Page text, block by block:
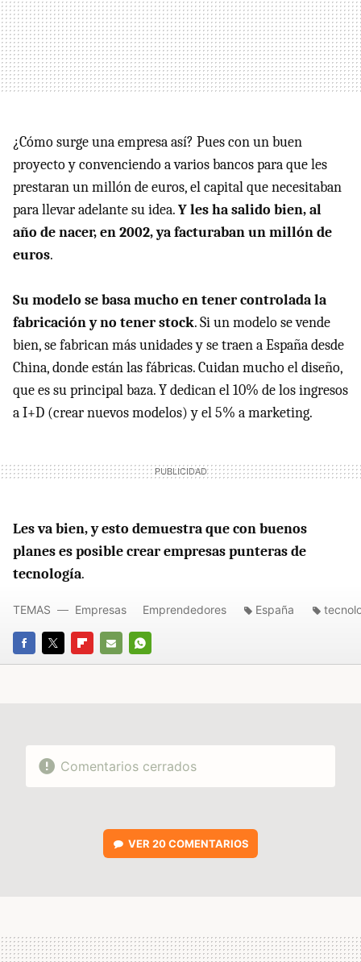
¿Cómo surge una empresa así? Pues con un buen
proyecto y convenciendo a varios bancos para que les
prestaran un millón de euros, el capital que necesitaban
para llevar adelante su idea.Y les ha salido bien, al
año de nacer, en 2002, ya facturaban un millón de
euros.
Su modelo se basa mucho en tener controlada la
fabricación y no tener stock. Si un modelo se vende
bien, se fabrican más unidades y se traen a España desde
China, donde están las fábricas. Cuidan mucho el diseño,
que es su principal baza. Y dedican el 10% de los ingresos
a I+D (crear nuevos modelos) y el 5% a marketing.
Les va bien, y esto demuestra que con buenos
planes es posible crear empresas punteras de
tecnología.
FACEBOOK
TWITTERFLIPBOARD
E-
WHATSAPP
TEMAS Empresas Emprendedores España
Comentarios cerrados
VER 20 COMENTARIOS